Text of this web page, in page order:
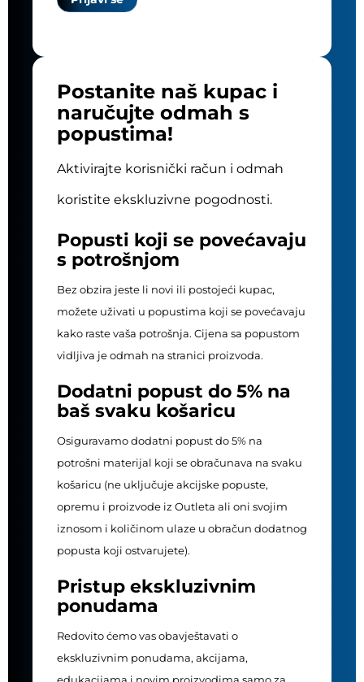
Postanite naš kupac i
naručujte odmah s
popustima!
Aktivirajte korisnički račun i odmah
koristite ekskluzivne pogodnosti.
Popusti koji se povećavaju
s potrošnjom
Bez obzira jeste li novi ili postojeći kupac,
možete uživati u popustima koji se povećavaju
kako raste vaša potrošnja. Cijena sa popustom
vidljiva je odmah na stranici proizvoda.
Dodatni popust do 5% na
baš svaku košaricu
Osiguravamo dodatni popust do 5% na
potrošni materijal koji se obračunava na svaku
košaricu (ne uključuje akcijske popuste,
opremu i proizvode iz Outleta ali oni svojim
iznosom i količinom ulaze u obračun dodatnog
popusta koji ostvarujete).
Pristup ekskluzivnim
ponudama
Redovito ćemo vas obavještavati o
ekskluzivnim ponudama, akcijama,